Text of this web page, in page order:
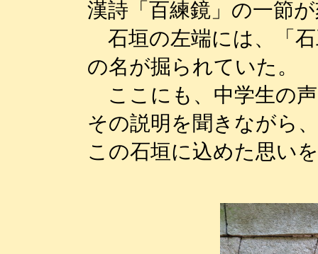
漢詩「百練鏡」の一節
石垣の左端には、「
の名が掘られていた。
ここにも、中学生の
その説明を聞きながら
この石垣に込めた思い